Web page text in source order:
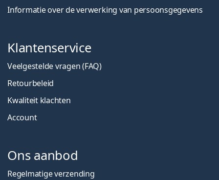
Informatie over de verwerking van persoonsgegevens
Klantenservice
Veelgestelde vragen (FAQ)
Retourbeleid
Kwaliteit klachten
Account
Ons aanbod
Regelmatige verzending